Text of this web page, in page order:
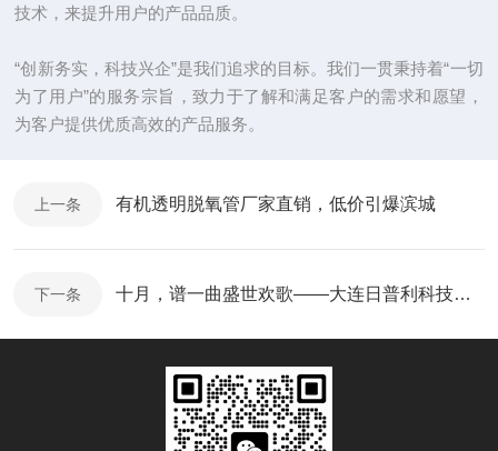
技术，来提升用户的产品品质。
“创新务实，科技兴企”是我们追求的目标。我们一贯秉持着“一切
为了用户”的服务宗旨，致力于了解和满足客户的需求和愿望，
为客户提供优质高效的产品服务。
上一条 有机透明脱氧管厂家直销，低价引爆滨城
下一条 十月，谱一曲盛世欢歌——大连日普利科技祝您国庆节快乐！